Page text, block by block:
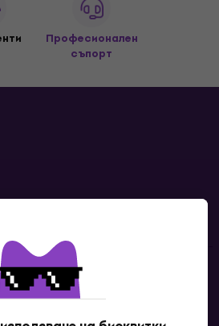
Професионален
съпорт
Контакти